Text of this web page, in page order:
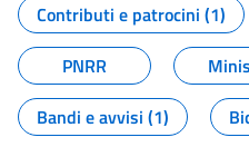
Contributi e patrocini (1)
PNRR
Bandi e avvisi (1)